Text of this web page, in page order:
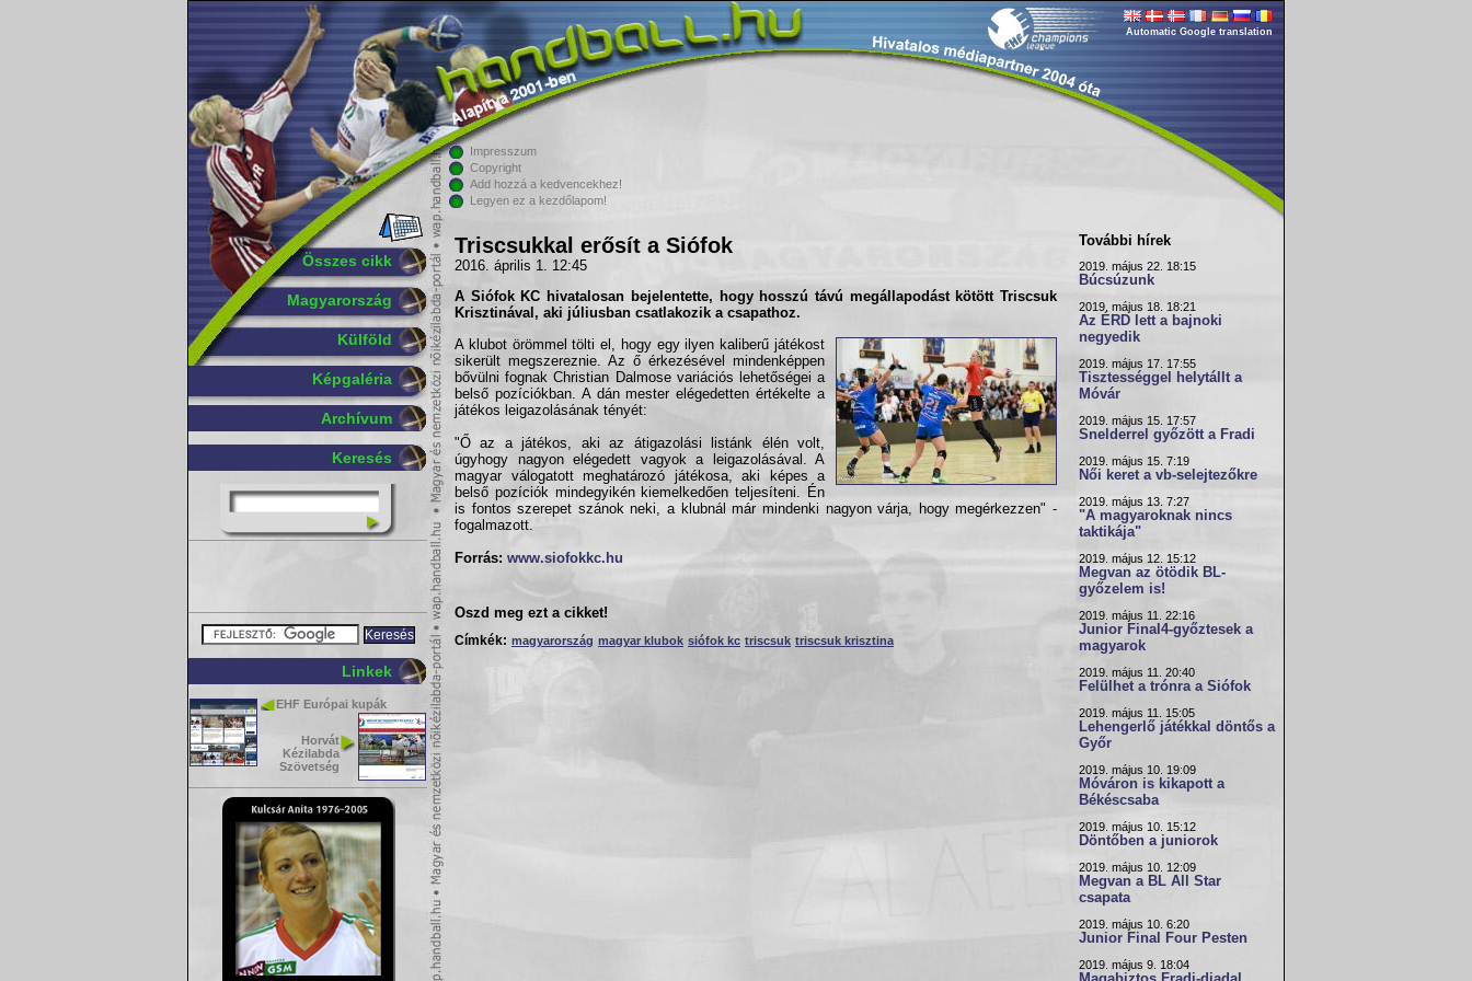
Összes cikk
Magyarország
Külföld
Képgaléria
Archívum
Keresés
Linkek
EHF Európai kupák
Horvát
Kézilabda
Szövetség
Automatic Google translation
Impresszum
Copyright
Add hozzá a kedvencekhez!
Legyen ez a kezdőlapom!
Triscsukkal erősít a Siófok
2016. április 1. 12:45
A Siófok KC hivatalosan bejelentette, hogy hosszú távú megállapodást kötött Triscsuk
Krisztinával, aki júliusban csatlakozik a csapathoz.
A klubot örömmel tölti el, hogy egy ilyen kaliberű játékost
sikerült megszereznie. Az ő érkezésével mindenképpen
bővülni fognak Christian Dalmose variációs lehetőségei a
belső pozíciókban. A dán mester elégedetten értékelte a
játékos leigazolásának tényét:
"Ő az a játékos, aki az átigazolási listánk élén volt,
úgyhogy nagyon elégedett vagyok a leigazolásával. A
magyar válogatott meghatározó játékosa, aki képes a
belső pozíciók mindegyikén kiemelkedően teljesíteni. Én
is fontos szerepet szánok neki, a klubnál már mindenki nagyon várja, hogy megérkezzen" -
fogalmazott.
Forrás: www.siofokkc.hu
Oszd meg ezt a cikket!
Címkék: magyarország magyar klubok siófok kc triscsuk triscsuk krisztina
További hírek
2019. május 22. 18:15
Búcsúzunk
2019. május 18. 18:21
Az ÉRD lett a bajnoki
negyedik
2019. május 17. 17:55
Tisztességgel helytállt a
Móvár
2019. május 15. 17:57
Snelderrel győzött a Fradi
2019. május 15. 7:19
Női keret a vb-selejtezőkre
2019. május 13. 7:27
"A magyaroknak nincs
taktikája"
2019. május 12. 15:12
Megvan az ötödik BL-
győzelem is!
2019. május 11. 22:16
Junior Final4-győztesek a
magyarok
2019. május 11. 20:40
Felülhet a trónra a Siófok
2019. május 11. 15:05
Lehengerlő játékkal döntős a
Győr
2019. május 10. 19:09
Móváron is kikapott a
Békéscsaba
2019. május 10. 15:12
Döntőben a juniorok
2019. május 10. 12:09
Megvan a BL All Star
csapata
2019. május 10. 6:20
Junior Final Four Pesten
2019. május 9. 18:04